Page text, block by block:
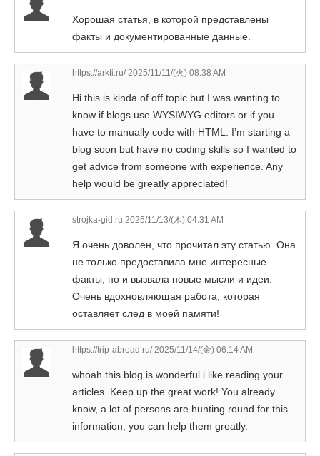
Хорошая статья, в которой представлены
факты и документированные данные.
https://arkti.ru/2025/11/11/(火) 08:38 AM
Hi this is kinda of off topic but I was wanting to
know if blogs use WYSIWYG editors or if you
have to manually code with HTML. I’m starting a
blog soon but have no coding skills so I wanted to
get advice from someone with experience. Any
help would be greatly appreciated!
strojka-gid.ru 2025/11/13/(木) 04:31 AM
Я очень доволен, что прочитал эту статью. Она
не только предоставила мне интересные
факты, но и вызвала новые мысли и идеи.
Очень вдохновляющая работа, которая
оставляет след в моей памяти!
https://trip-abroad.ru/2025/11/14/(金) 06:14 AM
whoah this blog is wonderful i like reading your
articles. Keep up the great work! You already
know, a lot of persons are hunting round for this
information, you can help them greatly.